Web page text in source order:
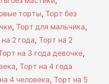
торты, Торт без
, Торт для мальчика,
2 года, Торт на 2
на 3 года девочке,
, Торт на 4 года
4 человека, Торт на 5